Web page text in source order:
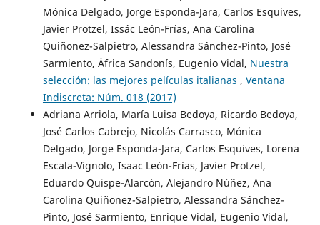
Mónica Delgado, Jorge Esponda-Jara, Carlos Esquives,
Javier Protzel, Issác León-Frías, Ana Carolina
Quiñonez-Salpietro, Alessandra Sánchez-Pinto, José
Sarmiento, África Sandonís, Eugenio Vidal, Nuestra
selección: las mejores películas italianas , Ventana
Indiscreta: Núm. 018 (2017)
Adriana Arriola, María Luisa Bedoya, Ricardo Bedoya,
José Carlos Cabrejo, Nicolás Carrasco, Mónica
Delgado, Jorge Esponda-Jara, Carlos Esquives, Lorena
Escala-Vignolo, Isaac León-Frías, Javier Protzel,
Eduardo Quispe-Alarcón, Alejandro Núñez, Ana
Carolina Quiñonez-Salpietro, Alessandra Sánchez-
Pinto, José Sarmiento, Enrique Vidal, Eugenio Vidal,